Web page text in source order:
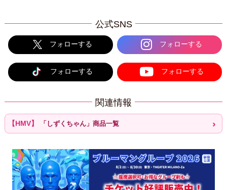
公式SNS
フォローする フォローする
フォローする フォローする
関連情報
「しずくちゃん」商品一覧